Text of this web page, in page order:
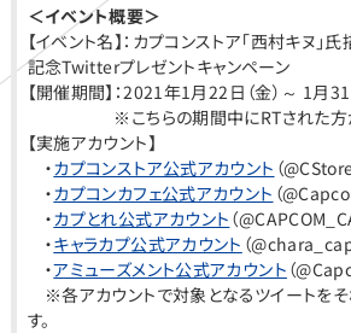
＜イベント概要＞
【イベント名】：カプコンストア「西村キヌ」
記念Twitterプレゼントキャンペーン
【開催期間】：2021年1月22日（金）～ 1月31
※こちらの期間中にRTされた方が
【実施アカウント】
・カプコンストア公式アカウント （
・カプコンカフェ公式アカウント （
・カプとれ公式アカウント （
・キャラカプ公式アカウント （@chara_cap
・アミューズメント公式アカウント （
※各アカウントで対象となるツイートを
す。